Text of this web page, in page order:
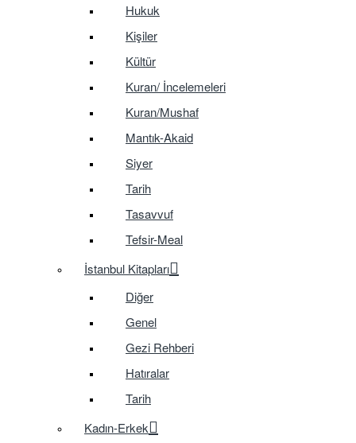
Hukuk
Kişiler
Kültür
Kuran/ İncelemeleri
Kuran/Mushaf
Mantık-Akaid
Siyer
Tarih
Tasavvuf
Tefsir-Meal
İstanbul Kitapları
Diğer
Genel
Gezi Rehberi
Hatıralar
Tarih
Kadın-Erkek